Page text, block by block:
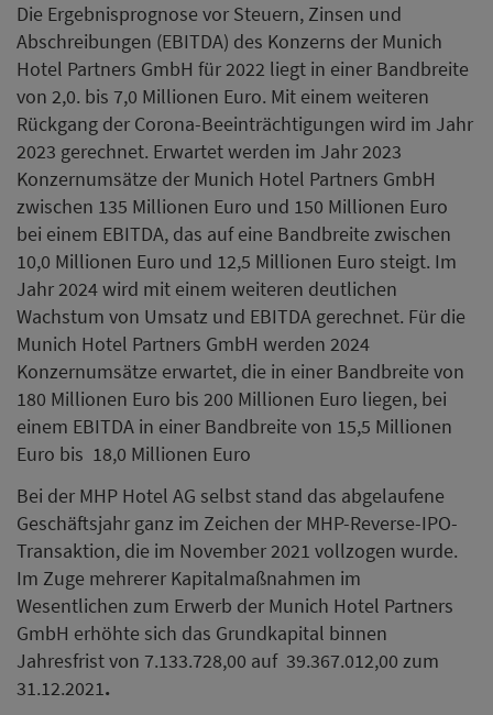
Die Ergebnisprognose vor Steuern, Zinsen und
Abschreibungen (EBITDA) des Konzerns der Munich
Hotel Partners GmbH für 2022 liegt in einer Bandbreite
von 2,0. bis 7,0 Millionen Euro. Mit einem weiteren
Rückgang der Corona-Beeinträchtigungen wird im Jahr
2023 gerechnet. Erwartet werden im Jahr 2023
Konzernumsätze der Munich Hotel Partners GmbH
zwischen 135 Millionen Euro und 150 Millionen Euro
bei einem EBITDA, das auf eine Bandbreite zwischen
10,0 Millionen Euro und 12,5 Millionen Euro steigt. Im
Jahr 2024 wird mit einem weiteren deutlichen
Wachstum von Umsatz und EBITDA gerechnet. Für die
Munich Hotel Partners GmbH werden 2024
Konzernumsätze erwartet, die in einer Bandbreite von
180 Millionen Euro bis 200 Millionen Euro liegen, bei
einem EBITDA in einer Bandbreite von 15,5 Millionen
Euro bis 18,0 Millionen Euro
Bei der MHP Hotel AG selbst stand das abgelaufene
Geschäftsjahr ganz im Zeichen der MHP-Reverse-IPO-
Transaktion, die im November 2021 vollzogen wurde.
Im Zuge mehrerer Kapitalmaßnahmen im
Wesentlichen zum Erwerb der Munich Hotel Partners
GmbH erhöhte sich das Grundkapital binnen
Jahresfrist von 7.133.728,00 auf 39.367.012,00 zum
31.12.2021.